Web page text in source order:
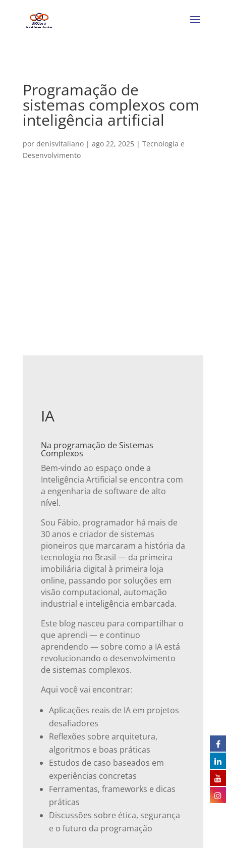
Programação de
sistemas complexos com
inteligência artificial
por denisvitaliano| ago 22, 2025| Tecnologia e
Desenvolvimento
IA
Na programação de Sistemas
Complexos
Bem-vindo ao espaço onde a
Inteligência Artificial se encontra com
a engenharia de software de alto
nível.
Sou Fábio, programador há mais de
30 anos e criador de sistemas
pioneiros que marcaram a história da
tecnologia no Brasil — da primeira
imobiliária digital à primeira loja
online, passando por soluções em
visão computacional, automação
industrial e inteligência embarcada.
Este blog nasceu para compartilhar o
que aprendi — e continuo
aprendendo — sobre como a IA está
revolucionando o desenvolvimento
de sistemas complexos.
Aqui você vai encontrar:
Aplicações reais de IA em projetos
desafiadores
Reflexões sobre arquitetura,
algoritmos e boas práticas
Estudos de caso baseados em
experiências concretas
Ferramentas, frameworks e dicas
práticas
Discussões sobre ética, segurança
e o futuro da programação